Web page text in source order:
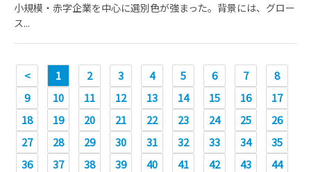
小規模・赤字企業を中心に選別色が強まった。背景には、グロー
ス...
< 1 2 3 4 5 6 7
8
9
10 11 12 13 14 15 16
17
18
19 20 21 22 23 24 25
26
27
28 29 30 31 32 33 34
35
36
37 38 39 40 41 42 43
44